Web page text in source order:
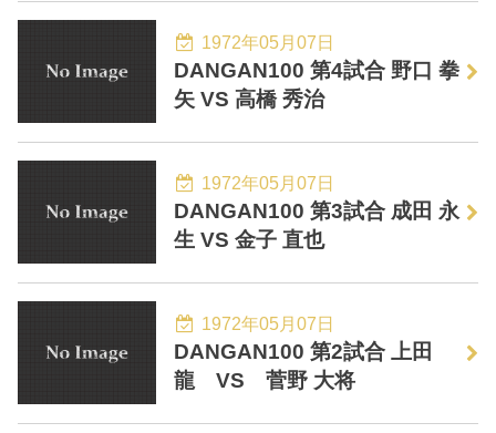
1972年05月07日
DANGAN100 第4試合 野口 拳
矢 VS 高橋 秀治
1972年05月07日
DANGAN100 第3試合 成田 永
生 VS 金子 直也
1972年05月07日
DANGAN100 第2試合 上田
龍 VS 菅野 大将